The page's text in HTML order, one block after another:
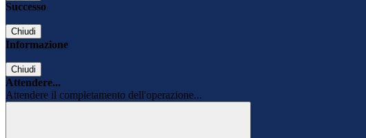
Successo
Chiudi
Informazione
Chiudi
Attendere...
Attendere il completamento dell'operazione...